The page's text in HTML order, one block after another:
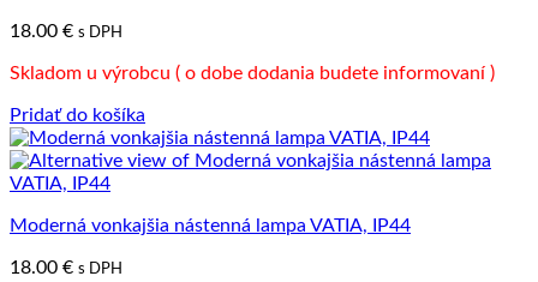
18.00 € s DPH
Skladom u výrobcu ( o dobe dodania budete informovaní )
Pridať do košíka
Moderná vonkajšia nástenná lampa VATIA, IP44
18.00 € s DPH